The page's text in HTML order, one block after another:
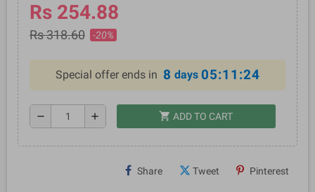
Rs 254.88
Rs 318.60 -20%
Special offer ends in 8 days 05:11:24
remove add shopping_cart ADD TO CART
Share Tweet Pinterest